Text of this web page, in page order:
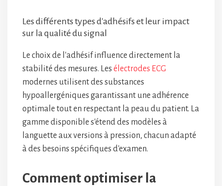
Les différents types d'adhésifs et leur impact
sur la qualité du signal
Le choix de l'adhésif influence directement la
stabilité des mesures. Les électrodes ECG
modernes utilisent des substances
hypoallergéniques garantissant une adhérence
optimale tout en respectant la peau du patient. La
gamme disponible s'étend des modèles à
languette aux versions à pression, chacun adapté
à des besoins spécifiques d'examen.
Comment optimiser la